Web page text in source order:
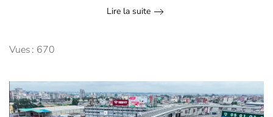
Lire la suite
Vues : 670